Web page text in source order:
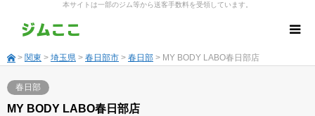
本サイトは一部のジム等から送客手数料を受領しています。
> 関東 > 埼玉県 > 春日部市 > 春日部 > MY BODY LABO春日部店
春日部
MY BODY LABO春日部店